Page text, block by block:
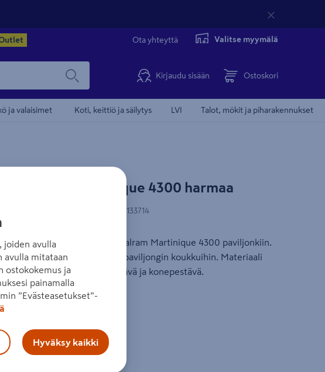
Ota yhteyttä Valitse myymälä
Kirjaudu sisään Ostoskori
ja valaisimet Koti, keittiö ja säilytys LVI Talot, mökit ja piharakennukset
Palram Martinique 4300 harmaa
7290108133714
yksinkertainen verhosetti Palram Martinique 4300 paviljonkiin.
kaikki 4 sivua, kiinnitys paviljongin koukkuihin. Materiaali
tummanharmaa. UV-kestävä ja konepestävä.
joiden avulla
avulla mitataan
ostokokemus ja
painamalla
”Evästeasetukset”-
Hyväksy kaikki